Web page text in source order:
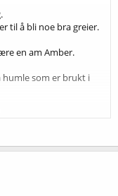
til å bli noe bra greier.
en am Amber.
som er brukt i
Malt
bra, as is?